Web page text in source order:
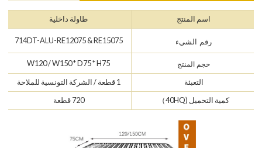
اسم المنتج طاولة داخلية
رقم الشيء 714DT-ALU-RE12075 & RE15075
حجم المنتج W120 / W150 * D75 * H75
التعبئة
1 قطعة / الشركة التونسية للملاحة
كمية التحميل (40HQ）
720 قطعة